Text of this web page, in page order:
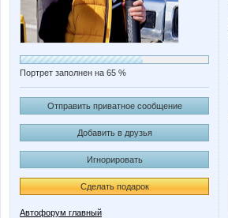
Портрет заполнен на 65 %
Отправить приватное сообщение
Добавить в друзья
Игнорировать
Сделать подарок
Автофорум главный